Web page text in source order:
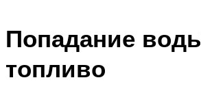
Попадание
топливо